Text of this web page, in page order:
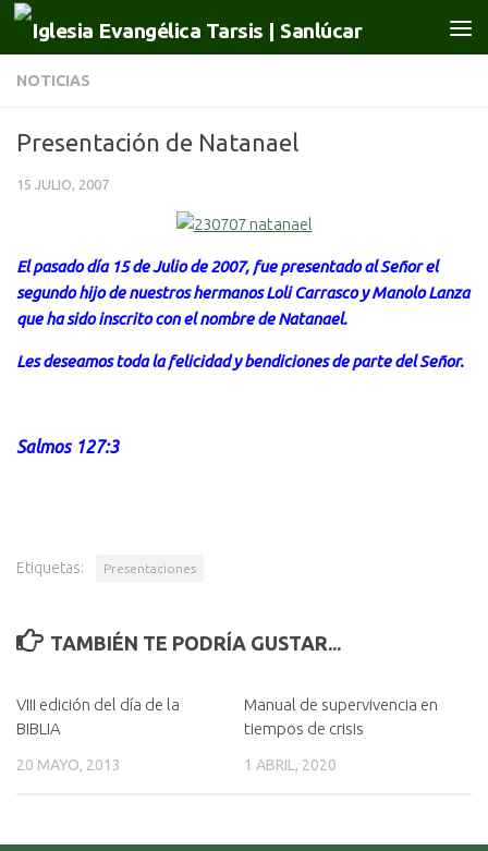
Saltar al contenido
NOTICIAS
Presentación de Natanael
15 JULIO, 2007
El pasado día 15 de Julio de 2007, fue presentado al Señor el
segundo hijo de nuestros hermanos Loli Carrasco y Manolo Lanza
que ha sido inscrito con el nombre de Natanael.
Les deseamos toda la felicidad y bendiciones de parte del Señor.
Salmos 127:3
Etiquetas: Presentaciones
TAMBIÉN TE PODRÍA GUSTAR...
VIII edición del día de la
BIBLIA
20 MAYO, 2013
Manual de supervivencia en
tiempos de crisis
1 ABRIL, 2020